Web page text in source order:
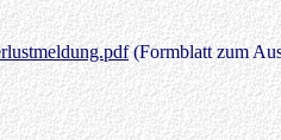
(Formblatt zum